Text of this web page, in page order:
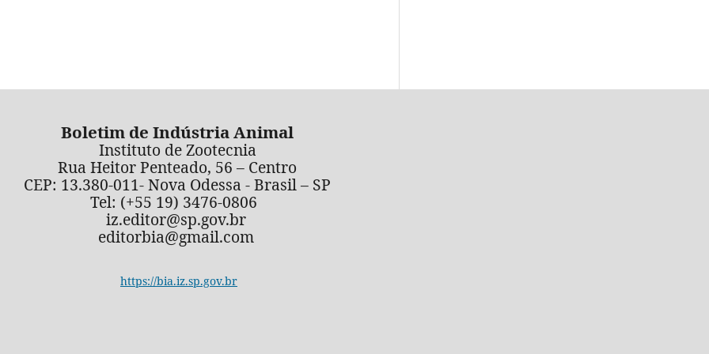
Boletim de Indústria Animal
Instituto de Zootecnia
Rua Heitor Penteado, 56 – Centro
CEP: 13.380-011- Nova Odessa - Brasil – SP
Tel: (+55 19) 3476-0806
iz.editor@sp.gov.br
editorbia@gmail.com
https://bia.iz.sp.gov.br